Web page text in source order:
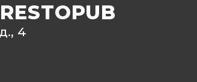
4